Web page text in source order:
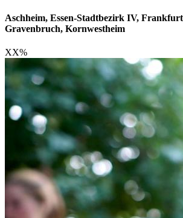
Aschheim, Essen-Stadtbezirk IV,
Gravenbruch, Kornwestheim
XX%